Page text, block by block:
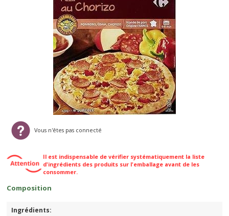
Vous n'êtes pas connecté
Il est indispensable de vérifier systématiquement la liste
d'ingrédients des produits sur l'emballage avant de les
consommer.
Composition
Ingrédients: